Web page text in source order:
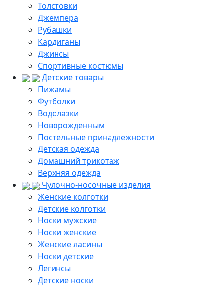
Толстовки
Джемпера
Рубашки
Кардиганы
Джинсы
Спортивные костюмы
Детские товары
Пижамы
Футболки
Водолазки
Новорожденным
Постельные принадлежности
Детская одежда
Домашний трикотаж
Верхняя одежда
Чулочно-носочные изделия
Женские колготки
Детские колготки
Носки мужские
Носки женские
Женские ласины
Носки детские
Легинсы
Детские носки